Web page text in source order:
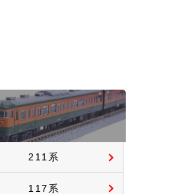
211系
117系